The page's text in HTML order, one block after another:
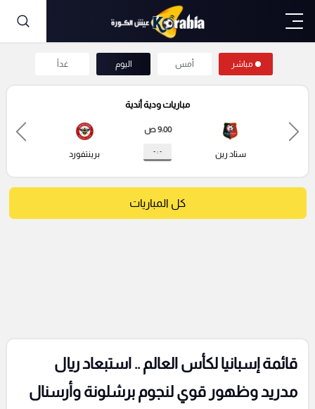
مباشر أمس اليوم غداً
مباريات ودية أندية
ستاد رين
9:00 ص
- : - برينتفورد
كل المباريات
قائمة إسبانيا لكأس العالم .. استبعاد ريال
مدريد وظهور قوي لنجوم برشلونة وأرسنال